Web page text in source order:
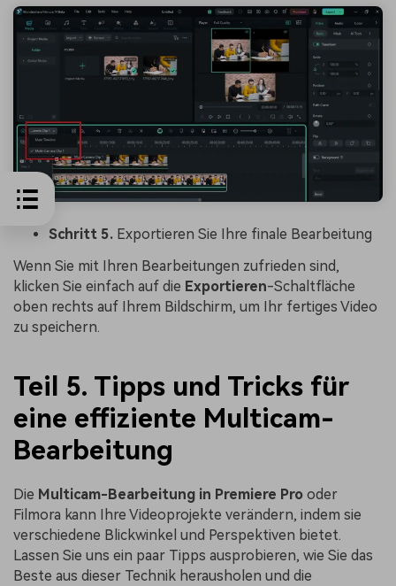
Schritt 5. Exportieren Sie Ihre finale Bearbeitung
Wenn Sie mit Ihren Bearbeitungen zufrieden sind,
klicken Sie einfach auf die Exportieren-Schaltfläche
oben rechts auf Ihrem Bildschirm, um Ihr fertiges Video
zu speichern.
Teil 5. Tipps und Tricks für
eine effiziente Multicam-
Bearbeitung
Die Multicam-Bearbeitung in Premiere Pro oder
Filmora kann Ihre Videoprojekte verändern, indem sie
verschiedene Blickwinkel und Perspektiven bietet.
Lassen Sie uns ein paar Tipps ausprobieren, wie Sie das
Beste aus dieser Technik herausholen und die